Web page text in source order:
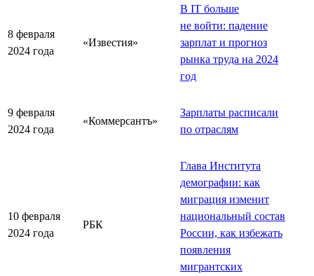
8 февраля
2024 года
«Известия»
В IT больше
не войти: падение
зарплат и прогноз
рынка труда на 2024
год
9 февраля
2024 года
«Коммерсантъ»
Зарплаты расписали
по отраслям
10 февраля
2024 года
РБК
Глава Института
демографии: как
миграция изменит
национальный состав
России, как избежать
появления
мигрантских